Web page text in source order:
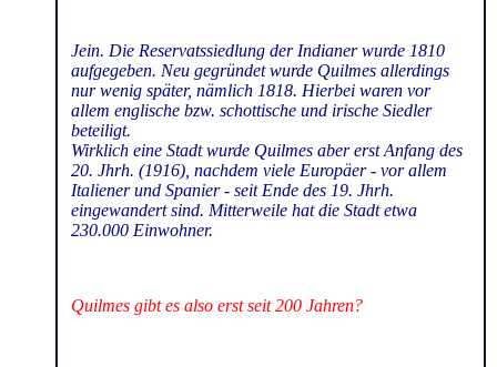
Jein. Die Reservatssiedlung der Indianer wurde 1810
aufgegeben. Neu gegründet wurde Quilmes allerdings
nur wenig später, nämlich 1818. Hierbei waren vor
allem englische bzw. schottische und irische Siedler
beteiligt.
Wirklich eine Stadt wurde Quilmes aber erst Anfang des
20. Jhrh. (1916), nachdem viele Europäer - vor allem
Italiener und Spanier - seit Ende des 19. Jhrh.
eingewandert sind. Mitterweile hat die Stadt etwa
230.000 Einwohner.
Quilmes gibt es also erst seit 200 Jahren?